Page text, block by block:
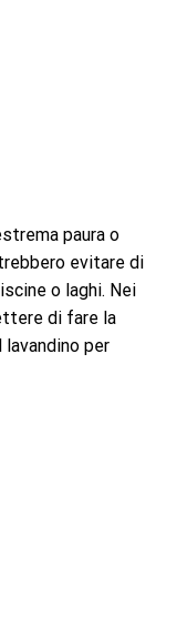
paura o
evitare di
o laghi. Nei
di fare la
lavandino per